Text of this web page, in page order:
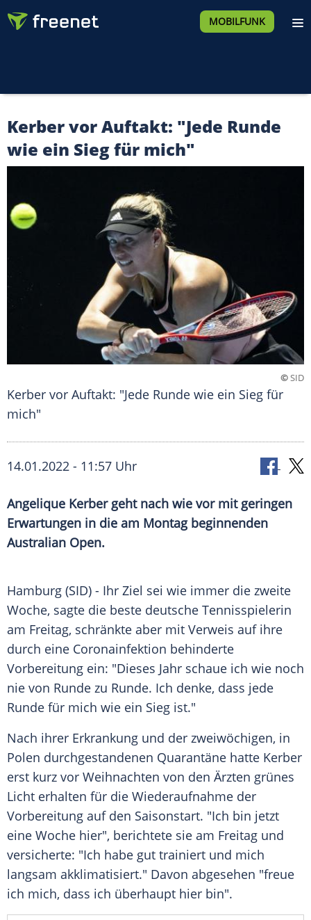
MOBILFUNK
Kerber vor Auftakt: "Jede Runde
wie ein Sieg für mich"
©SID
Kerber vor Auftakt: "Jede Runde wie ein Sieg für
mich"
14.01.2022 - 11:57 Uhr
Angelique Kerbergeht nach wie vor mit geringen
Erwartungen in die am Montag beginnenden
Australian Open.
Hamburg (SID) - Ihr Ziel sei wie immer die zweite
Woche, sagte die beste deutsche Tennisspielerin
am Freitag, schränkte aber mit Verweis auf ihre
durch eine Coronainfektion behinderte
Vorbereitung ein: "Dieses Jahr schaue ich wie noch
nie von Runde zu Runde. Ich denke, dass jede
Runde für mich wie ein Sieg ist."
Nach ihrer Erkrankung und der zweiwöchigen, in
Polen durchgestandenen Quarantäne hatte Kerber
erst kurz vor Weihnachten von den Ärzten grünes
Licht erhalten für die Wiederaufnahme der
Vorbereitung auf den Saisonstart. "Ich bin jetzt
eine Woche hier", berichtete sie am Freitag und
versicherte: "Ich habe gut trainiert und mich
langsam akklimatisiert." Davon abgesehen "freue
ich mich, dass ich überhaupt hier bin".